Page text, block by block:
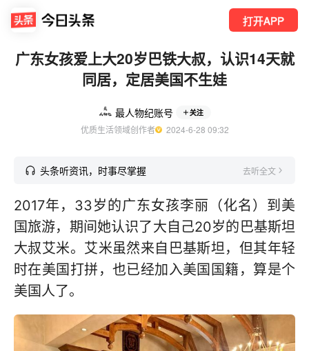
打开APP
广东女孩爱上大20岁巴铁大叔，认识14天就
同居，定居美国不生娃
最人物纪账号 关注
优质生活领域创作者
  2024-6-28 09:32
头条听资讯，时事尽掌握 去听全文
2017年，33岁的广东女孩李丽（化名）到美
国旅游，期间她认识了大自己20岁的巴基斯坦
大叔艾米。艾米虽然来自巴基斯坦，但其年轻
时在美国打拼，也已经加入美国国籍，算是个
美国人了。